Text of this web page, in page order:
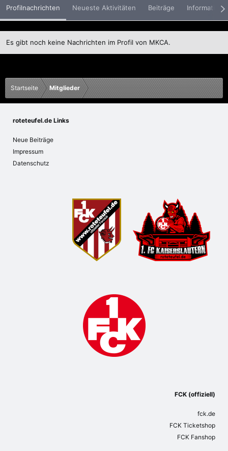
Profilnachrichten Neueste Aktivitäten Beiträge
Es gibt noch keine Nachrichten im Profil von MKCA.
Startseite Mitglieder
roteteufel.de Links
Neue Beiträge
Impressum
Datenschutz
FCK (offiziell)
fck.de
FCK Ticketshop
FCK Fanshop